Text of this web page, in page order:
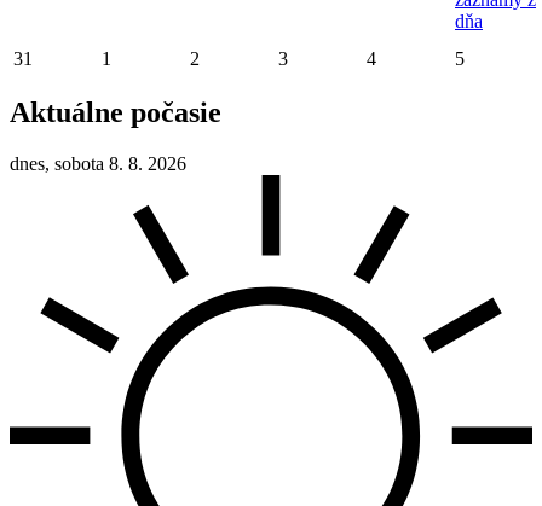
dňa
31
1 2 3 4 5
Aktuálne počasie
dnes, sobota 8. 8. 2026